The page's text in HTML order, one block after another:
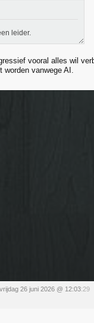
leider.
vooral alles wil
worden vanwege AI.
vrijdag 26 juni 2026 @ 12:03:29